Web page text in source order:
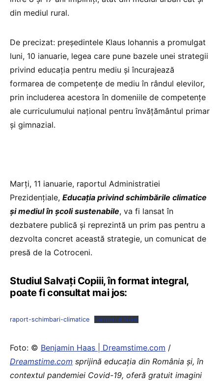
din mediul rural.
De precizat: președintele Klaus Iohannis a promulgat
luni, 10 ianuarie, legea care pune bazele unei strategii
privind educaţia pentru mediu şi încurajează
formarea de competențe de mediu în rândul elevilor,
prin includerea acestora în domeniile de competenţe
ale curriculumului naţional pentru învăţământul primar
şi gimnazial.
Marți, 11 ianuarie, raportul Administratiei
Prezidențiale, Educaţia privind schimbările climatice
şi mediul în şcoli sustenabile, va fi lansat în
dezbatere publică și reprezintă un prim pas pentru a
dezvolta concret această strategie, un comunicat de
presă de la Cotroceni.
Studiul Salvați Copiii, în format integral,
poate fi consultat mai jos:
raport-schimbari-climatice Descarcă fișier
Foto: © Benjamin Haas | Dreamstime.com /
Dreamstime.com sprijină educaţia din România şi, în
contextul pandemiei Covid-19, oferă gratuit imagini